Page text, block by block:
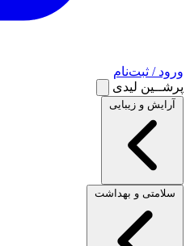
ورود / ثبت‌نام
پرشــین لیدی
آرایش و زیبایی
سلامتی و بهداشت